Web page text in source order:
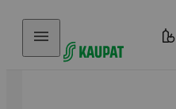
Hyppää sisältöön